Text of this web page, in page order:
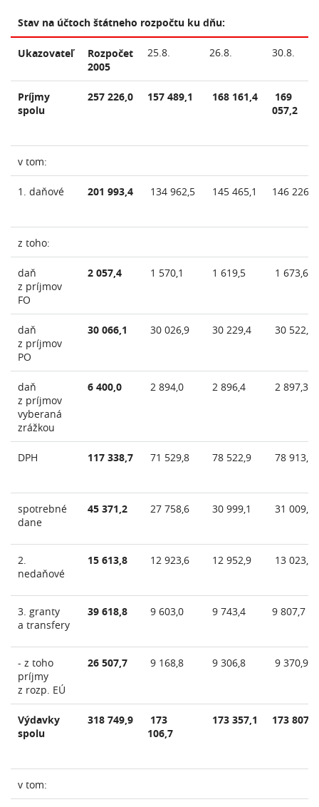
Stav na účtoch štátneho rozpočtu ku dňu:
Ukazovateľ
Rozpočet
2005
25.8. 26.8. 30.8.
Príjmy
spolu
257 226,0 157 489,1 168 161,4
169
057,2
v tom:
1. daňové 201 993,4 134 962,5 145 465,1 146 226,0
z toho:
daň
z príjmov
FO
2 057,4 1 570,1 1 619,5 1 673,6
daň
z príjmov
PO
30 066,1 30 026,9 30 229,4 30 522,3
daň
z príjmov
vyberaná
zrážkou
6 400,0 2 894,0 2 896,4 2 897,3
DPH 117 338,7 71 529,8 78 522,9 78 913,1
spotrebné
dane
45 371,2 27 758,6 30 999,1 31 009,5
2.
nedaňové
15 613,8 12 923,6 12 952,9 13 023,5
3. granty
a transfery
39 618,8 9 603,0 9 743,4 9 807,7
- z toho
príjmy
z rozp. EÚ
26 507,7 9 168,8 9 306,8 9 370,9
Výdavky
spolu
318 749,9
173
106,7
173 357,1 173 807,5
v tom: